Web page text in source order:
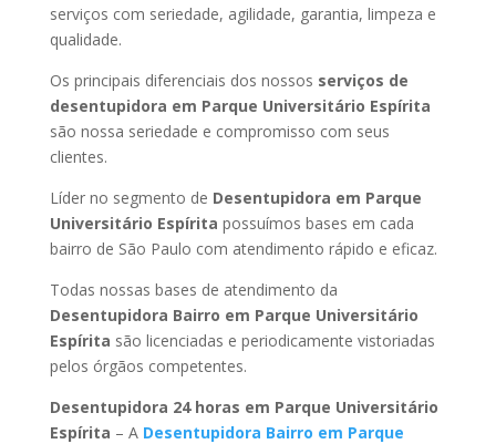
serviços com seriedade, agilidade, garantia, limpeza e
qualidade.
Os principais diferenciais dos nossos serviços de
desentupidora em Parque Universitário Espírita
são nossa seriedade e compromisso com seus
clientes.
Líder no segmento de Desentupidora em Parque
Universitário Espírita possuímos bases em cada
bairro de São Paulo com atendimento rápido e eficaz.
Todas nossas bases de atendimento da
Desentupidora Bairro em Parque Universitário
Espírita são licenciadas e periodicamente vistoriadas
pelos órgãos competentes.
Desentupidora 24 horas em Parque Universitário
Espírita – A Desentupidora Bairro em Parque